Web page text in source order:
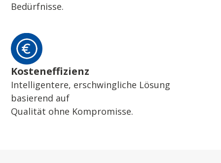
Bedürfnisse.
Kosteneffizienz
Intelligentere, erschwingliche Lösung
basierend auf
Qualität ohne Kompromisse.